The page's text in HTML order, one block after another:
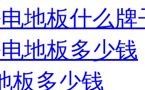
地板什么牌
地板多少钱
板多少钱